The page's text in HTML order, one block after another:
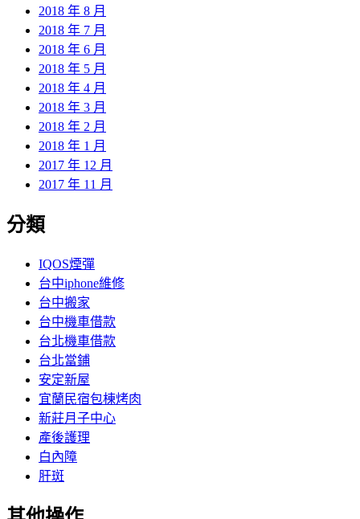
2018 年 8 月
2018 年 7 月
2018 年 6 月
2018 年 5 月
2018 年 4 月
2018 年 3 月
2018 年 2 月
2018 年 1 月
2017 年 12 月
2017 年 11 月
分類
IQOS煙彈
台中iphone維修
台中搬家
台中機車借款
台北機車借款
台北當鋪
安定新屋
宜蘭民宿包棟烤肉
新莊月子中心
產後護理
白內障
肝斑